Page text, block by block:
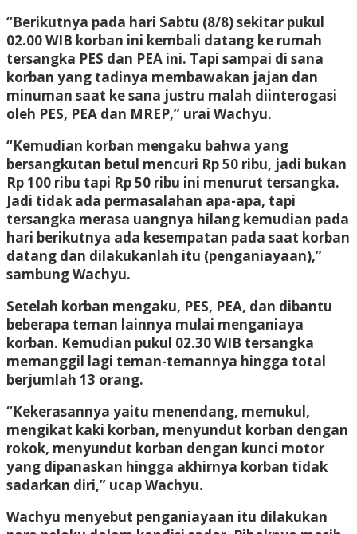
“Berikutnya pada hari Sabtu (8/8) sekitar pukul
02.00 WIB korban ini kembali datang ke rumah
tersangka PES dan PEA ini. Tapi sampai di sana
korban yang tadinya membawakan jajan dan
minuman saat ke sana justru malah diinterogasi
oleh PES, PEA dan MREP,” urai Wachyu.
“Kemudian korban mengaku bahwa yang
bersangkutan betul mencuri Rp 50 ribu, jadi bukan
Rp 100 ribu tapi Rp 50 ribu ini menurut tersangka.
Jadi tidak ada permasalahan apa-apa, tapi
tersangka merasa uangnya hilang kemudian pada
hari berikutnya ada kesempatan pada saat korban
datang dan dilakukanlah itu (penganiayaan),”
sambung Wachyu.
Setelah korban mengaku, PES, PEA, dan dibantu
beberapa teman lainnya mulai menganiaya
korban. Kemudian pukul 02.30 WIB tersangka
memanggil lagi teman-temannya hingga total
berjumlah 13 orang.
“Kekerasannya yaitu menendang, memukul,
mengikat kaki korban, menyundut korban dengan
rokok, menyundut korban dengan kunci motor
yang dipanaskan hingga akhirnya korban tidak
sadarkan diri,” ucap Wachyu.
Wachyu menyebut penganiayaan itu dilakukan